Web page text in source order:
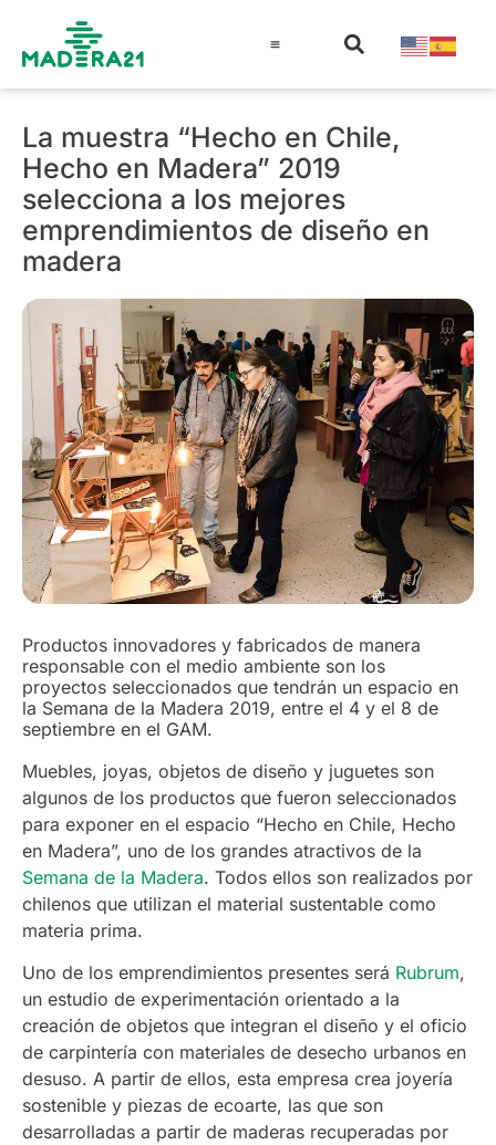
La muestra “Hecho en Chile,
Hecho en Madera” 2019
selecciona a los mejores
emprendimientos de diseño en
madera
Productos innovadores y fabricados de manera
responsable con el medio ambiente son los
proyectos seleccionados que tendrán un espacio en
la Semana de la Madera 2019, entre el 4 y el 8 de
septiembre en el GAM.
Muebles, joyas, objetos de diseño y juguetes son
algunos de los productos que fueron seleccionados
para exponer en el espacio “Hecho en Chile, Hecho
en Madera”, uno de los grandes atractivos de la
Semana de la Madera. Todos ellos son realizados por
chilenos que utilizan el material sustentable como
materia prima.
Uno de los emprendimientos presentes será Rubrum,
un estudio de experimentación orientado a la
creación de objetos que integran el diseño y el oficio
de carpintería con materiales de desecho urbanos en
desuso. A partir de ellos, esta empresa crea joyería
sostenible y piezas de ecoarte, las que son
desarrolladas a partir de maderas recuperadas por